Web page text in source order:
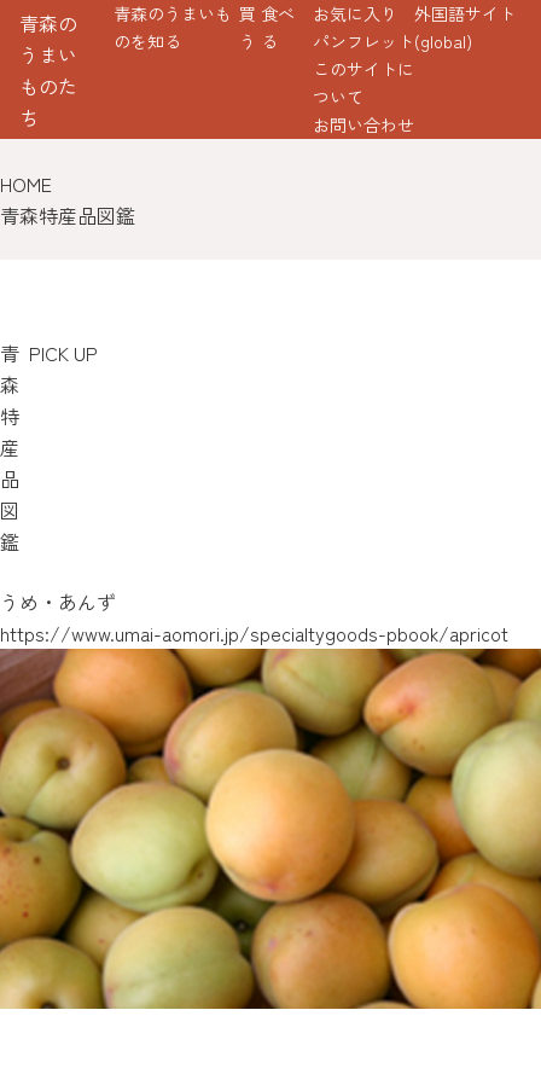
青森の
うまい
ものた
ち
青森のうまいも
のを知る
買
う
食べ
る
お気に入り
パンフレット
このサイトに
ついて
お問い合わせ
外国語サイト
(global)
HOME
青森特産品図鑑
青
森
特
産
品
図
鑑
PICK UP
うめ・あんず
https://www.umai-aomori.jp/specialtygoods-pbook/apricot